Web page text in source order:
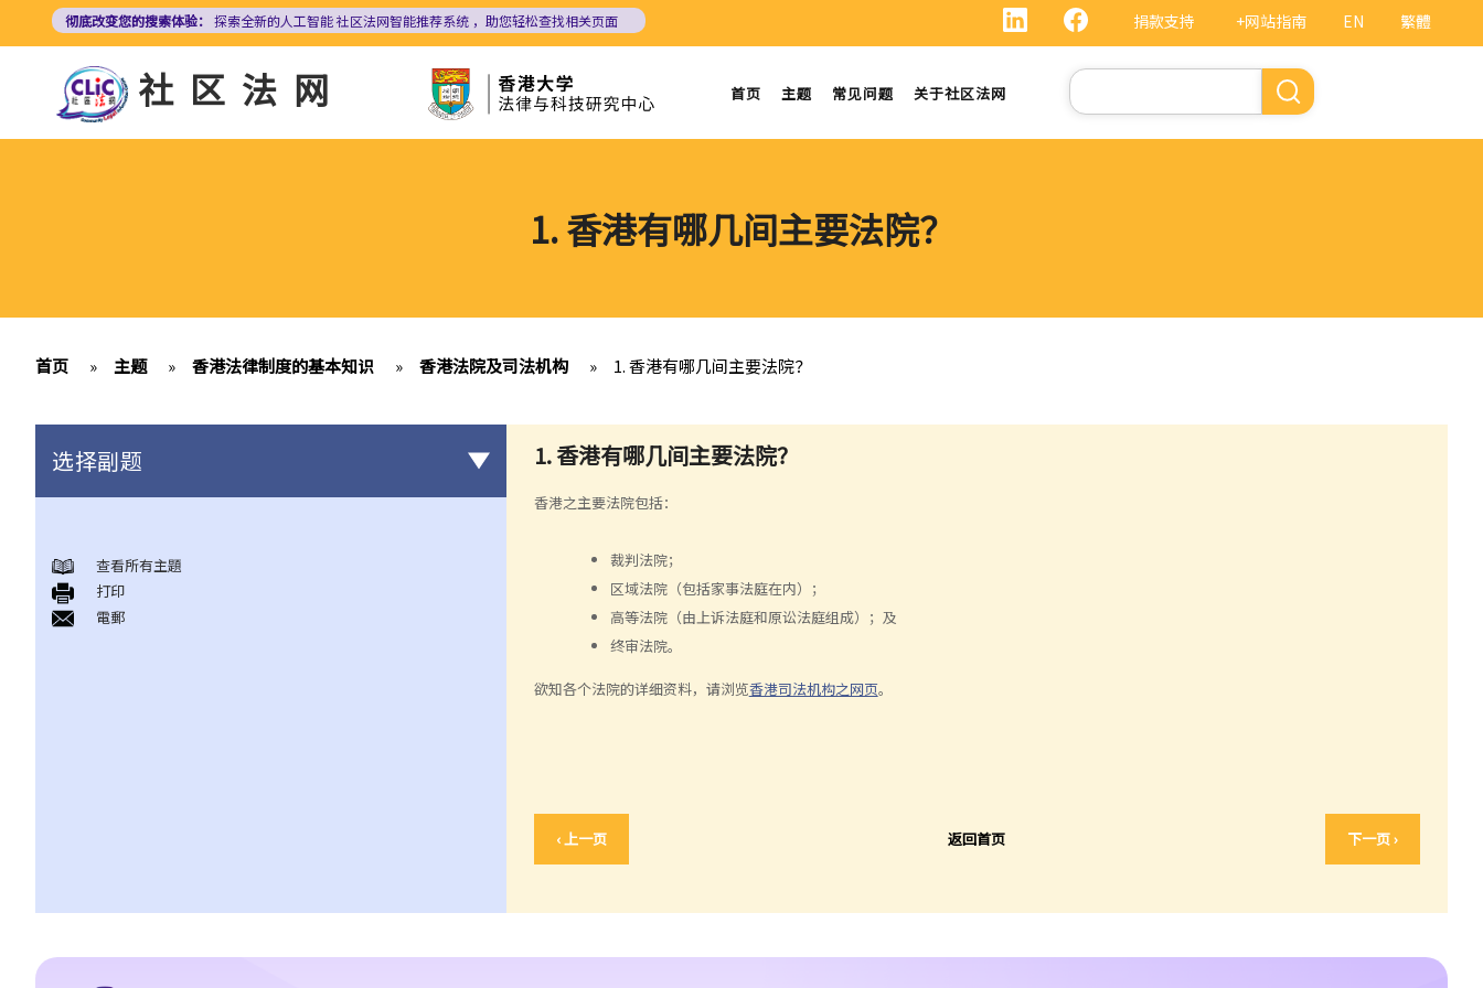
内
EN 繁體
捐款支持 +网站指南
彻底改变您的搜索体验： 探索全新的人工智能社区法网智能推荐系统 ，助您轻松查找相关页面
社区法网 首页 主题 常见问题 关于社区法网
搜
索
1. 香港有哪几间主要法院？
首页 » 主题 » 香港法律制度的基本知识 » 香港法院及司法机构 » 1. 香港有哪几间主要法院？
1. 香港有哪几间主要法院？
香港之主要法院包括：
裁判法院；
区域法院（包括家事法庭在内）；
高等法院（由上诉法庭和原讼法庭组成）；及
终审法院。
欲知各个法院的详细资料，请浏览香港司法机构之网页。
‹ 上一页 返回首页 下一页 ›
选择副题
香港法律的来源
1. 香港法律由甚么组成？
2. 基本法对香港之法律制度有甚么影响？
查看所有主題
打印
電郵